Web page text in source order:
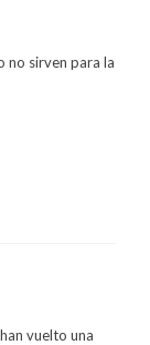
no sirven para la
vuelto una